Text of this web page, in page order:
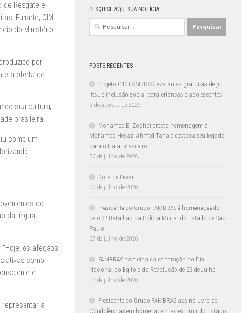
de Resgate e
Funarte, OIM –
do Ministério
por
e a oferta de
sua cultura,
brasileira.
como um
do
da língua
os afegãos
como
e
representar a
PESQUISE AQUI SUA NOTÍCIA
Pesquisar
POSTS RECENTES
Projeto G13 FAMBRAS leva aulas gratuitas de jiu-
jítsu e inclusão social para crianças e adolescentes
3 de agosto de 2026
Mohamed El Zoghbi presta homenagem a
Mohamed Hegazi Ahmed Taha e destaca seu legado
para o Halal brasileiro
30 de julho de 2026
Nota de Pesar
30 de julho de 2026
Presidente do Grupo FAMBRAS é homenageado
pelo 3º Batalhão da Polícia Militar do Estado de São
Paulo
27 de julho de 2026
FAMBRAS participa da celebração do Dia
Nacional do Egito e da Revolução de 23 de Julho
17 de julho de 2026
Presidente do Grupo FAMBRAS assina Livro de
Condolências em homenagem ao ex-Emir do Estado